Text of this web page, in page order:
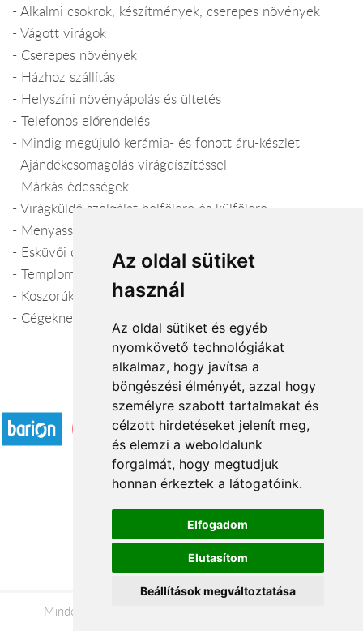
Az oldal sütiket
használ
Az oldal sütiket és egyéb
nyomkövető technológiákat
alkalmaz, hogy javítsa a
böngészési élményét, azzal hogy
személyre szabott tartalmakat és
célzott hirdetéseket jelenít meg,
és elemzi a weboldalunk
forgalmát, hogy megtudjuk
honnan érkeztek a látogatóink.
Elfogadom
Elutasítom
Beállítások megváltoztatása
- Alkalmi csokrok, készítmények, cserepes növények
- Vágott virágok
- Cserepes növények
- Házhoz szállítás
- Helyszíni növényápolás és ültetés
- Telefonos előrendelés
- Mindig megújuló kerámia- és fonott áru-készlet
- Ajándékcsomagolás virágdíszítéssel
- Márkás édességek
- Virágküldő szolgálat belföldre és külföldre
- Menyasszonyi csokrok
- Esküvői dekoráció, teremdíszítés
- Templomdíszítés
- Koszorúk készítése, szállítása
- Cégeknek kedvezményes csokrok
Elfogadott fizetési módok
Á.SZ.F.
Impresszum
Adatkezelési tájékoztató
Minden jog fenntartva © 2026 |